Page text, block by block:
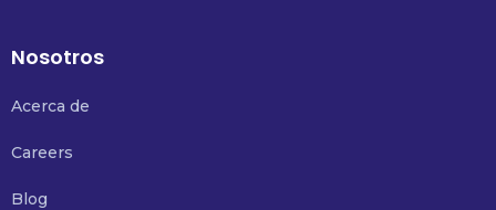
Nosotros
Acerca de
Careers
Blog